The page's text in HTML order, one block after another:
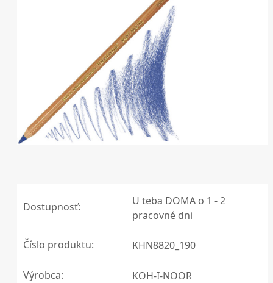
Dostupnosť:
U teba DOMA o 1 - 2
pracovné dni
Číslo produktu: KHN8820_190
Výrobca: KOH-I-NOOR